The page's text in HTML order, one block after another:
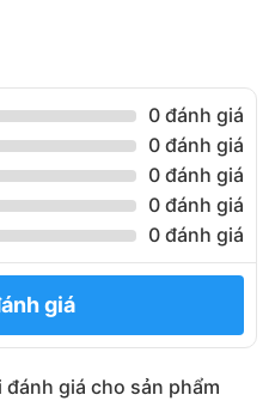
0 đánh giá
0 đánh giá
0 đánh giá
0 đánh giá
0 đánh giá
giá
giá cho sản phẩm